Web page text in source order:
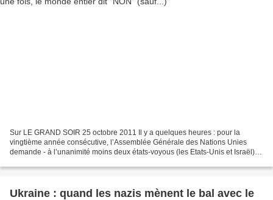
Sur LE GRAND SOIR 25 octobre 2011 Il y a quelques heures : pour la
vingtième année consécutive, l’Assemblée Générale des Nations Unies
demande - à l’unanimité moins deux états-voyous (les Etats-Unis et Israël) -
Ukraine : quand les nazis mènent le bal avec le